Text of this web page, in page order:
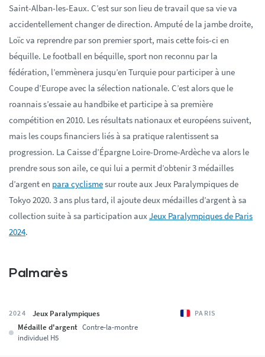
Saint-Alban-les-Eaux. C’est sur son lieu de travail que sa vie va
accidentellement changer de direction. Amputé de la jambe droite,
Loïc va reprendre par son premier sport, mais cette fois-ci en
béquille. Le football en béquille, sport non reconnu par la
fédération, l’emmènera jusqu’en Turquie pour participer à une
Coupe d’Europe avec la sélection nationale. C’est alors que le
roannais s’essaie au handbike et participe à sa première
compétition en 2010. Les résultats nationaux et européens suivent,
mais les coups financiers liés à sa pratique ralentissent sa
progression. La Caisse d’Épargne Loire-Drome-Ardèche va alors le
prendre sous son aile, ce qui lui a permit d’obtenir 3 médailles
d’argent en para cyclismesur route aux Jeux Paralympiques de
Tokyo 2020. 3 ans plus tard, il ajoute deux médailles d’argent à sa
collection suite à sa participation aux Jeux Paralympiques de Paris
2024.
Palmarès
2024 Jeux Paralympiques PARIS
Médaille d'argent Contre-la-montre
individuel H5